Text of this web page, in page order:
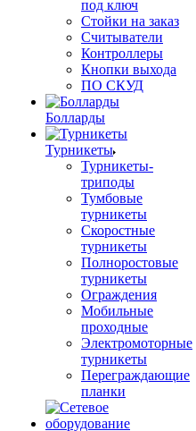
под ключ
Стойки на заказ
Считыватели
Контроллеры
Кнопки выхода
ПО СКУД
Болларды
Турникеты
Турникеты-
триподы
Тумбовые
турникеты
Скоростные
турникеты
Полноростовые
турникеты
Ограждения
Мобильные
проходные
Электромоторные
турникеты
Переграждающие
планки